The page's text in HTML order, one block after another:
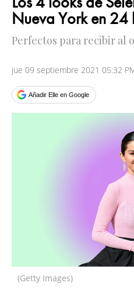
Nueva York en 24
Perfectos para recibir al
jue 09 septiembre 2021 05:32
Añadir Elle en Google
(Getty Images)